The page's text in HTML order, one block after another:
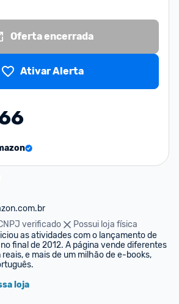
Oferta encerrada
Ativar Alerta
verificado
Possui loja física
as atividades com o lançamento de
final de 2012. A página vende diferentes
reais, e mais de um milhão de e-books,
loja